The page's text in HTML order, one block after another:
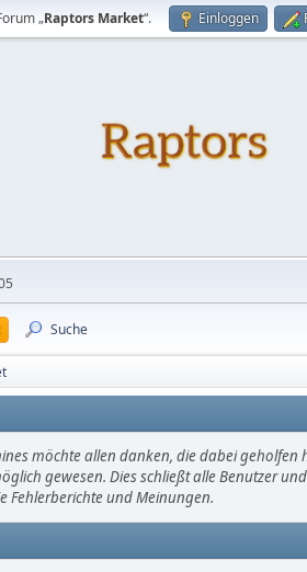
„Raptors Market“. Einloggen
Suche
möchte allen danken, die dabei geholfen
gewesen. Dies schließt alle Benutzer
Fehlerberichte und Meinungen.